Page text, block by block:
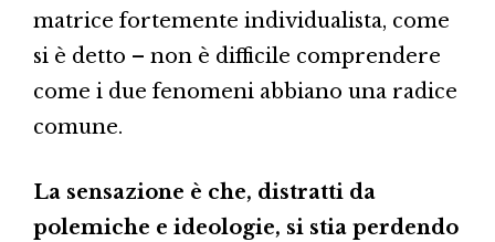
matrice fortemente individualista, come
si è detto – non è difficile comprendere
come i due fenomeni abbiano una radice
comune.
La sensazione è che, distratti da
polemiche e ideologie, si stia perdendo